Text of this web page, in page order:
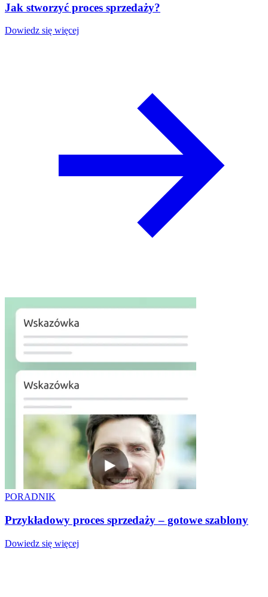
Jak stworzyć proces sprzedaży?
Dowiedz się więcej
PORADNIK
Przykładowy proces sprzedaży – gotowe szablony
Dowiedz się więcej